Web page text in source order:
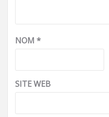
NOM *
SITE WEB